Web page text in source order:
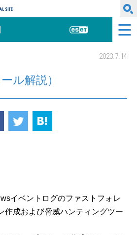
ケティングジャパン株式会社
サイバーセキュリティ情報局
ESET
2023.7.14
ル解説）
イベントログのファストフォレ
作成および脅威ハンティングツー